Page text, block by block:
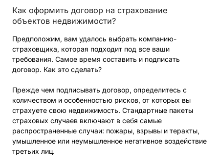
Как оформить договор на страхование
объектов недвижимости?
Предположим, вам удалось выбрать компанию-
страховщика, которая подходит под все ваши
требования. Самое время составить и подписать
договор. Как это сделать?
Прежде чем подписывать договор, определитесь с
количеством и особенностью рисков, от которых вы
страхуете свою недвижимость. Стандартные пакеты
страховых случаев включают в себя самые
распространенные случаи: пожары, взрывы и теракты,
умышленное или неумышленное негативное воздействие
третьих лиц.